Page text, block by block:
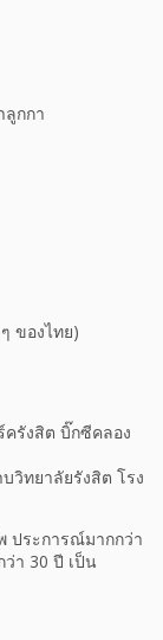
ลูกกา
ของไทย)
ครังสิต บิ๊กซีคลอง
วิทยาลัยรังสิต โรง
ประการณ์มากกว่า
า 30 ปี เป็น